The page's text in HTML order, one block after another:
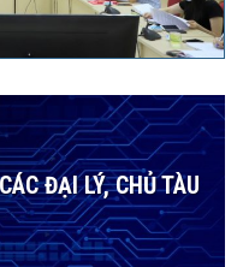
ĐẠI LÝ, CHỦ TÀU